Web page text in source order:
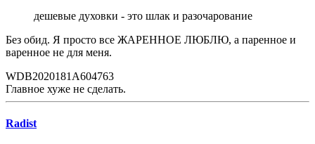
дешевые духовки - это шлак и разочарование
Без обид. Я просто все ЖАРЕННОЕ ЛЮБЛЮ, а паренное и
варенное не для меня.
WDB2020181A604763
Главное хуже не сделать.
Radist